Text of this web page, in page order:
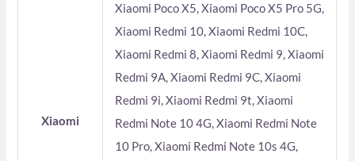
Xiaomi
Xiaomi Poco X5, Xiaomi Poco X5 Pro 5G,
Xiaomi Redmi 10, Xiaomi Redmi 10C,
Xiaomi Redmi 8, Xiaomi Redmi 9, Xiaomi
Redmi 9A, Xiaomi Redmi 9C, Xiaomi
Redmi 9i, Xiaomi Redmi 9t, Xiaomi
Redmi Note 10 4G, Xiaomi Redmi Note
10 Pro, Xiaomi Redmi Note 10s 4G,